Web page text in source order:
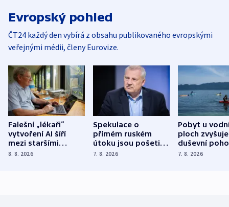
Evropský pohled
ČT24 každý den vybírá z obsahu publikovaného evropskými
veřejnými médii, členy Eurovize.
Falešní „lékaři“
vytvoření AI šíří
mezi staršími
Poláky nebezpečné
8. 8. 2026
Spekulace o
přímém ruském
útoku jsou pošetilé,
míní estonský
7. 8. 2026
Pobyt u
ploch zvyšuje
duševní
ukázala
7. 8. 2026